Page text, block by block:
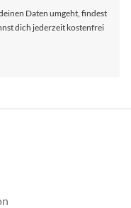
Daten umgeht, findest
dich jederzeit kostenfrei